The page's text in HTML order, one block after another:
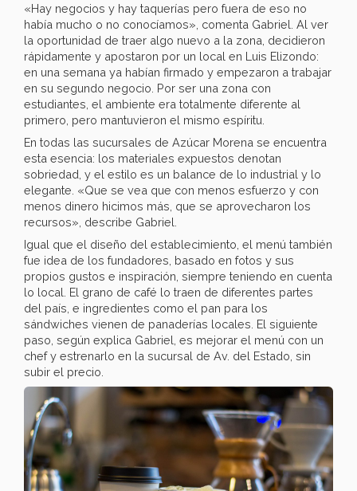
«Hay negocios y hay taquerías pero fuera de eso no
había mucho o no conocíamos», comenta Gabriel. Al ver
la oportunidad de traer algo nuevo a la zona, decidieron
rápidamente y apostaron por un local en Luis Elizondo:
en una semana ya habían firmado y empezaron a trabajar
en su segundo negocio. Por ser una zona con
estudiantes, el ambiente era totalmente diferente al
primero, pero mantuvieron el mismo espíritu.
En todas las sucursales de Azúcar Morena se encuentra
esta esencia: los materiales expuestos denotan
sobriedad, y el estilo es un balance de lo industrial y lo
elegante. «Que se vea que con menos esfuerzo y con
menos dinero hicimos más, que se aprovecharon los
recursos», describe Gabriel.
Igual que el diseño del establecimiento, el menú también
fue idea de los fundadores, basado en fotos y sus
propios gustos e inspiración, siempre teniendo en cuenta
lo local. El grano de café lo traen de diferentes partes
del país, e ingredientes como el pan para los
sándwiches vienen de panaderías locales. El siguiente
paso, según explica Gabriel, es mejorar el menú con un
chef y estrenarlo en la sucursal de Av. del Estado, sin
subir el precio.